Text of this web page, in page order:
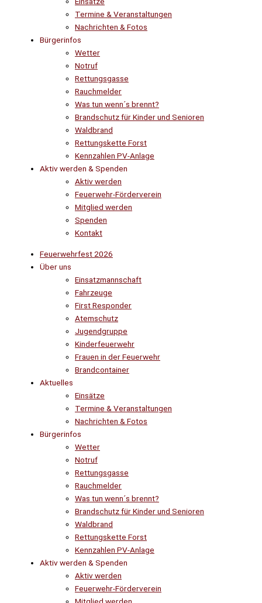
Termine & Veranstaltungen
Nachrichten & Fotos
Bürgerinfos
Wetter
Notruf
Rettungsgasse
Rauchmelder
Was tun wenn´s brennt?
Brandschutz für Kinder und Senioren
Waldbrand
Rettungskette Forst
Kennzahlen PV-Anlage
Aktiv werden & Spenden
Aktiv werden
Feuerwehr-Förderverein
Mitglied werden
Spenden
Kontakt
Feuerwehrfest 2026
Über uns
Einsatzmannschaft
Fahrzeuge
First Responder
Atemschutz
Jugendgruppe
Kinderfeuerwehr
Frauen in der Feuerwehr
Brandcontainer
Aktuelles
Einsätze
Termine & Veranstaltungen
Nachrichten & Fotos
Bürgerinfos
Wetter
Notruf
Rettungsgasse
Rauchmelder
Was tun wenn´s brennt?
Brandschutz für Kinder und Senioren
Waldbrand
Rettungskette Forst
Kennzahlen PV-Anlage
Aktiv werden & Spenden
Aktiv werden
Feuerwehr-Förderverein